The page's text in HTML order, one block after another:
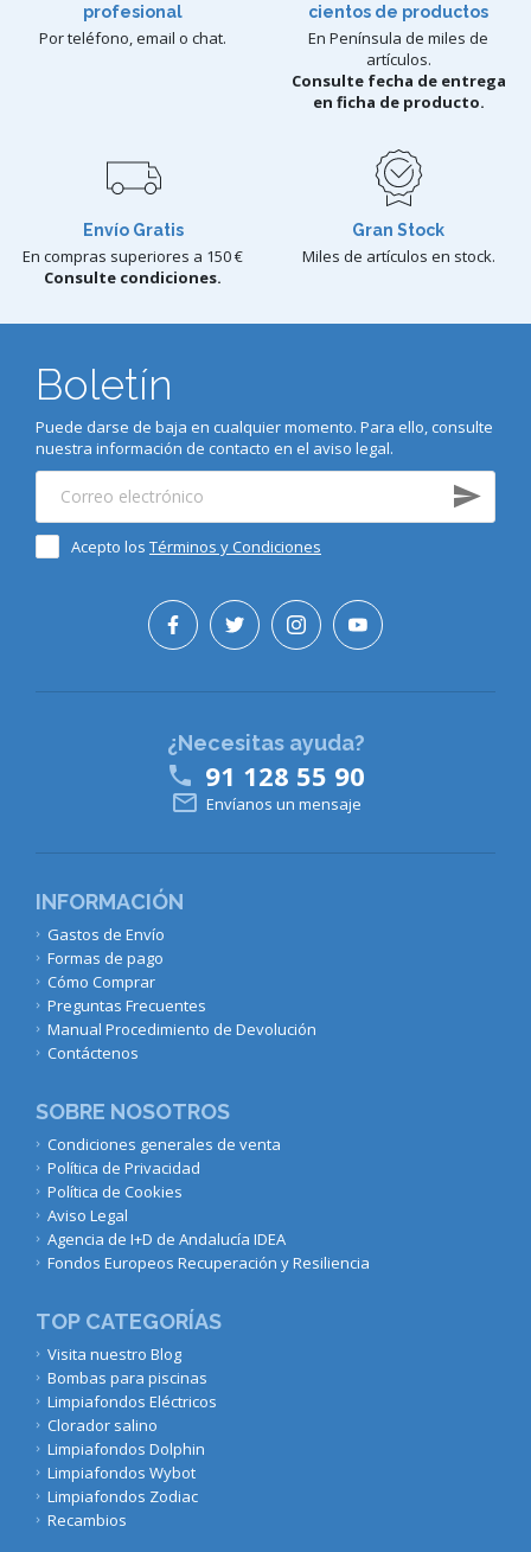
profesional
Por teléfono, email o chat.
cientos de productos
En Península de miles de
artículos.
Consulte fecha de entrega
en ficha de producto.
Envío Gratis
En compras superiores a 150 €
Consulte condiciones.
Gran Stock
Miles de artículos en stock.
Boletín
Puede darse de baja en cualquier momento. Para ello, consulte
nuestra información de contacto en el aviso legal.
Acepto los Términos y Condiciones
INFORMACIÓN
Gastos de Envío
Formas de pago
Cómo Comprar
Preguntas Frecuentes
Manual Procedimiento de Devolución
Contáctenos
SOBRE NOSOTROS
Condiciones generales de venta
Política de Privacidad
Política de Cookies
Aviso Legal
Agencia de I+D de Andalucía IDEA
Fondos Europeos Recuperación y Resiliencia
TOP CATEGORÍAS
Visita nuestro Blog
Bombas para piscinas
Limpiafondos Eléctricos
Clorador salino
Limpiafondos Dolphin
Limpiafondos Wybot
Limpiafondos Zodiac
Recambios
¿Necesitas ayuda?
 91 128 55 90
 Envíanos un mensaje